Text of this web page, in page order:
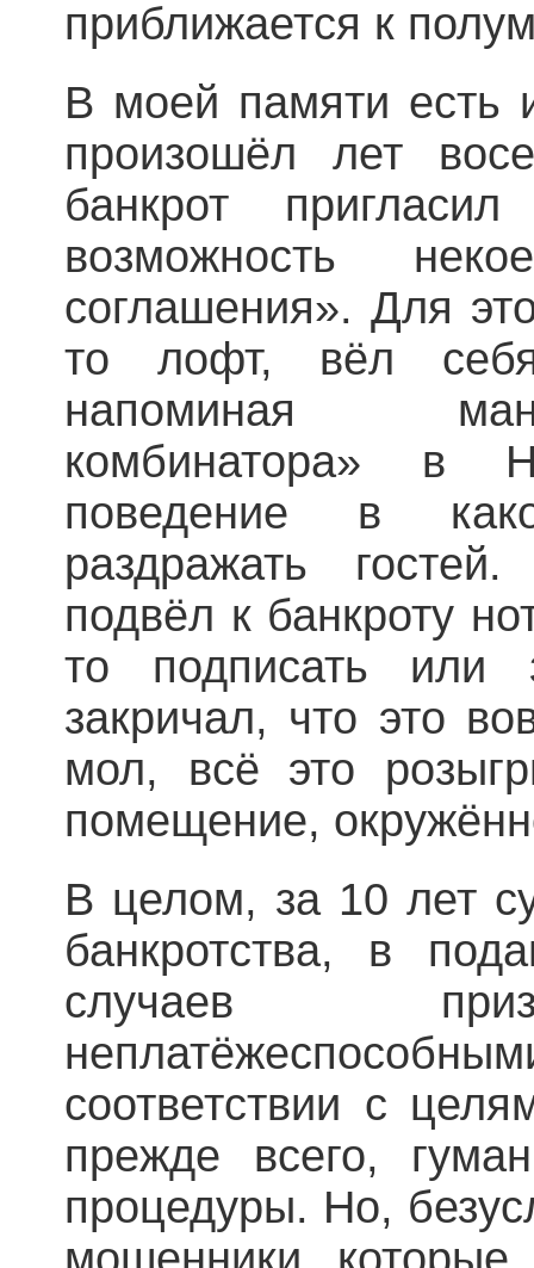
приближается к
В моей памяти
произошёл лет
банкрот
возможность
соглашения». Для
то лофт, вёл
напоминая
комбинатора» в
поведение в
раздражать
подвёл к банкроту
то подписать или
закричал, что это
мол, всё это
помещение,
В целом, за 10 лет
банкротства, в
случаев
соответствии с
прежде всего,
процедуры. Но,